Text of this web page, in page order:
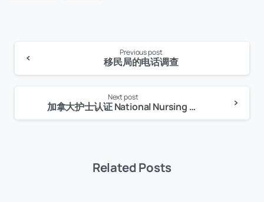
Continue
Reading
Previous post
移民局的电话调查
Next post
加拿大护士认证 National Nursing Assessment Service
Related Posts